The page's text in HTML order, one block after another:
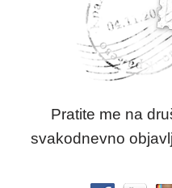
Pratite me na
svakodnevno